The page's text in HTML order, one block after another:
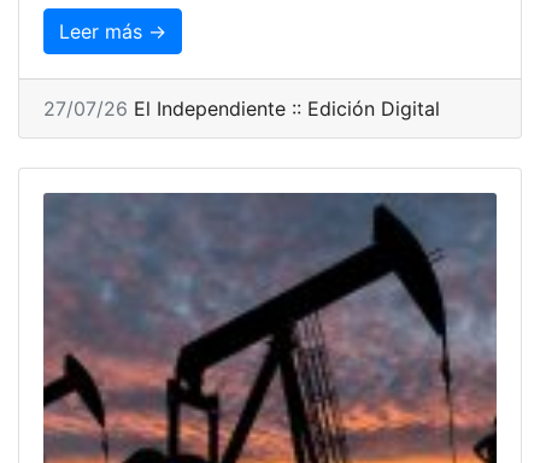
Leer más →
27/07/26 El Independiente :: Edición Digital